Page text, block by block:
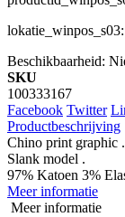
lokatie_winpos_s03:
Beschikbaarheid:
SKU
100333167
Facebook Twitter
Productbeschrijving
Chino print graphic
Slank model .
97% Katoen 3%
Meer informatie
Meer informatie